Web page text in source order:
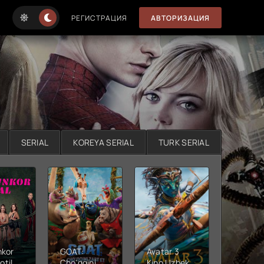
РЕГИСТРАЦИЯ АВТОРИЗАЦИЯ
SERIAL KOREYA SERIAL TURK SERIAL
GOAT:
Avatar 3